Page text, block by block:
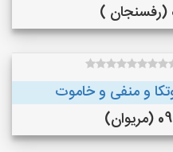
و منفی و خاموت